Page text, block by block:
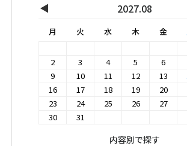
◀ 2027.08
月 火 水 木 金
2
3 4 5 6
9
10 11 12 13
16
17 18 19 20
23
24 25 26 27
30
31
内容別で探す